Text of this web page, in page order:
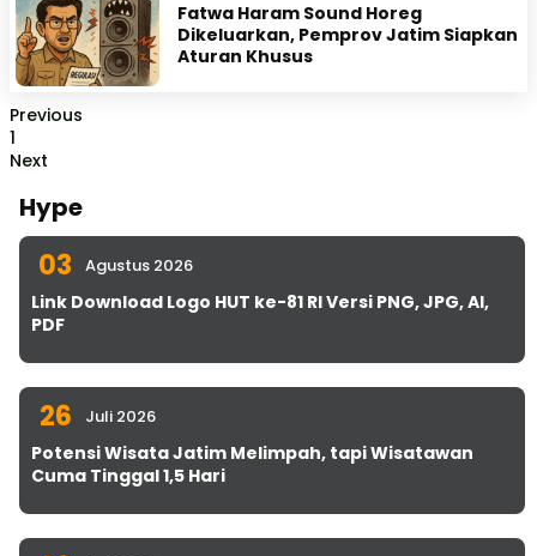
Fatwa Haram Sound Horeg
Dikeluarkan, Pemprov Jatim Siapkan
Aturan Khusus
Previous
1
Next
Hype
03 Agustus 2026
Link Download Logo HUT ke-81 RI Versi PNG, JPG, AI,
PDF
26 Juli 2026
Potensi Wisata Jatim Melimpah, tapi Wisatawan
Cuma Tinggal 1,5 Hari